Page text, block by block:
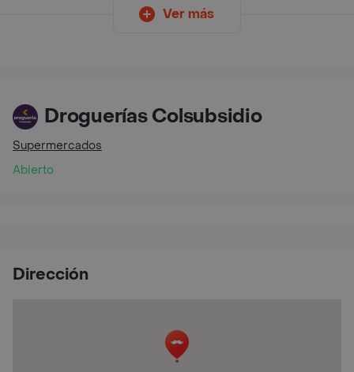
Ver más
Droguerías Colsubsidio
Supermercados
Abierto
Dirección